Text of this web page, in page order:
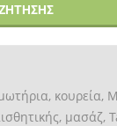
κουρεία,
μασάζ,